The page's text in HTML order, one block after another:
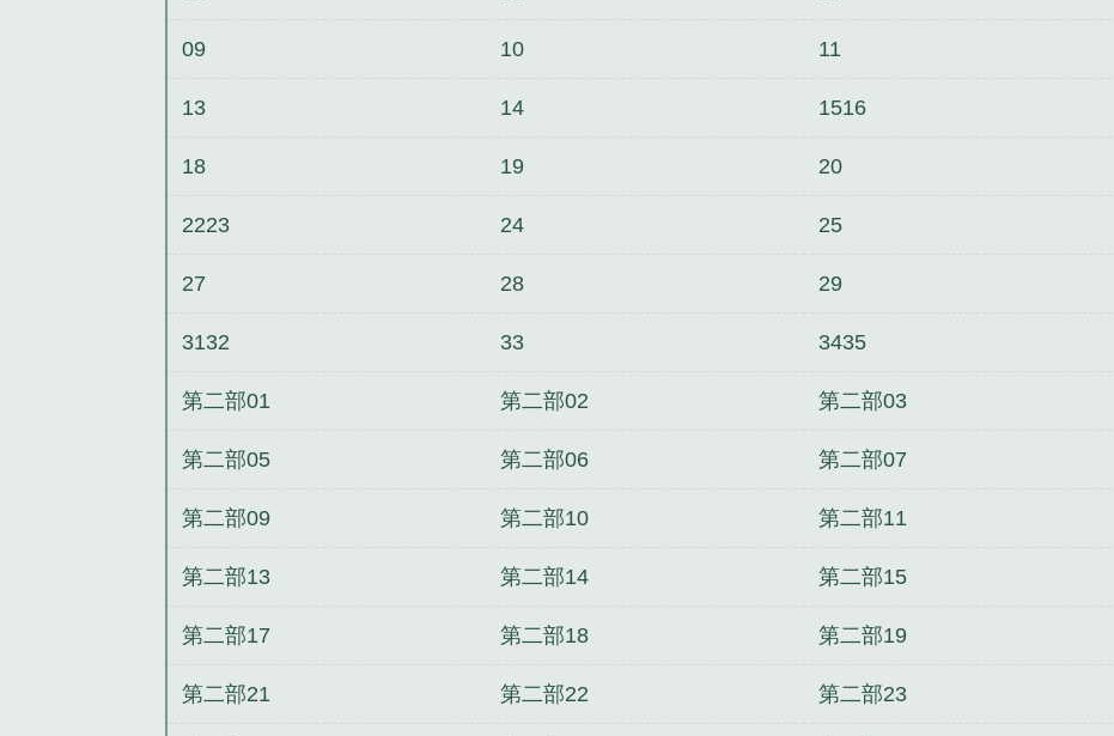
09 10 11
13 14 1516
18 19 20
2223 24 25
27 28 29
3132 33 3435
第二部01 第二部02 第二部03
第二部05 第二部06 第二部07
第二部09 第二部10 第二部11
第二部13 第二部14 第二部15
第二部17 第二部18 第二部19
第二部21 第二部22 第二部23